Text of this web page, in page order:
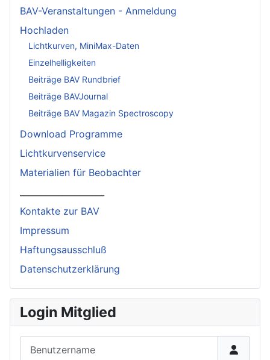
BAV-Veranstaltungen - Anmeldung
Hochladen
Lichtkurven, MiniMax-Daten
Einzelhelligkeiten
Beiträge BAV Rundbrief
Beiträge BAVJournal
Beiträge BAV Magazin Spectroscopy
Download Programme
Lichtkurvenservice
Materialien für Beobachter
Kontakte zur BAV
Impressum
Haftungsausschluß
Datenschutzerklärung
Login Mitglied